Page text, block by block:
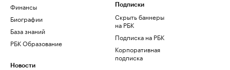
Финансы
Биографии
База знаний
РБК Образование
Новости
Подписки
Скрыть баннеры
на РБК
Подписка на РБК
Корпоративная
подписка